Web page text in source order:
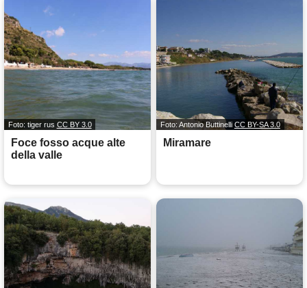
Foto: tiger rus CC BY 3.0
Foce fosso acque alte
della valle
Foto: Antonio Buttinelli CC BY-SA 3.0
Miramare